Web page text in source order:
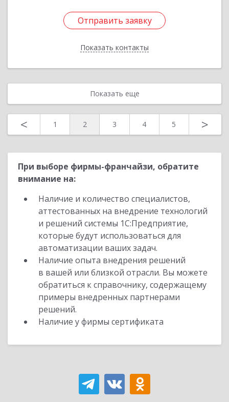
Отправить заявку
Показать контакты
Отправить заявку
Назад
Показать еще
< 1 2 3 4 5 >
При выборе фирмы-франчайзи, обратите
внимание на:
Наличие и количество специалистов,
аттестованных на внедрение технологий
и решений системы 1С:Предприятие,
которые будут использоваться для
автоматизации ваших задач.
Наличие опыта внедрения решений
в вашей или близкой отрасли. Вы можете
обратиться к справочнику, содержащему
примеры внедренных партнерами
решений.
Наличие у фирмы сертификата